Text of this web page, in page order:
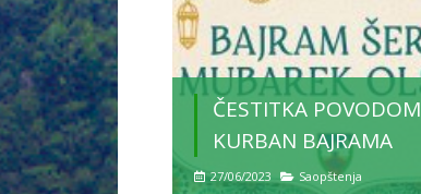
ČESTITKA POVODOM
KURBAN BAJRAMA
27/06/2023 Saopštenja